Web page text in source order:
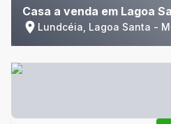
Casa a venda em Lagoa
Lundcéia, Lagoa Santa -